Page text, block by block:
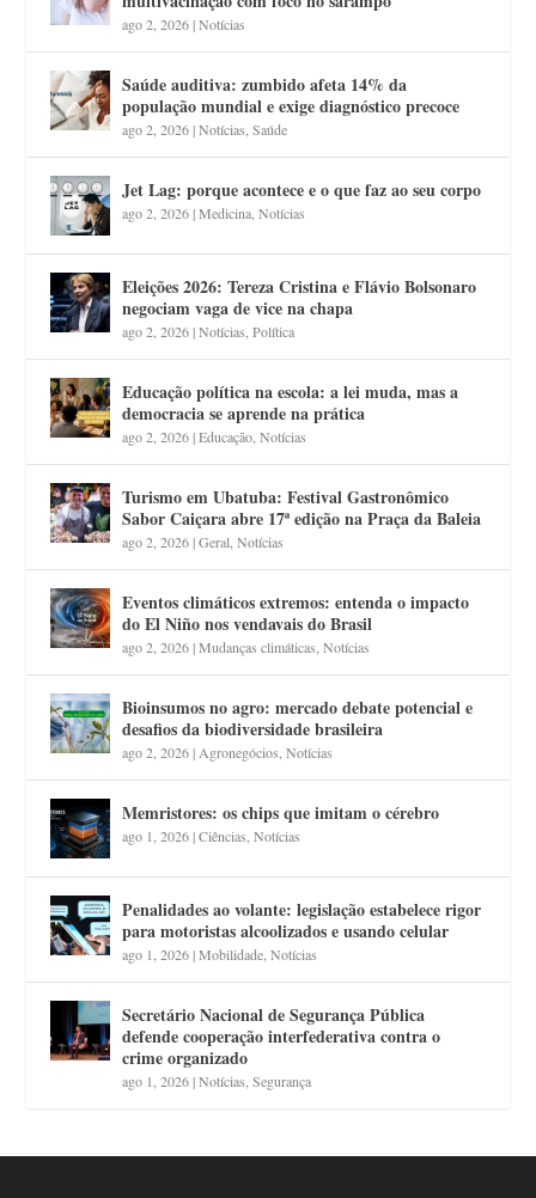
ago 2, 2026|Notícias
Saúde auditiva: zumbido afeta 14% da
população mundial e exige diagnóstico precoce
ago 2, 2026|Notícias ,Saúde
Jet Lag: porque acontece e o que faz ao seu corpo
ago 2, 2026|Medicina ,Notícias
Eleições 2026: Tereza Cristina e Flávio Bolsonaro
negociam vaga de vice na chapa
ago 2, 2026|Notícias ,Política
Educação política na escola: a lei muda, mas a
democracia se aprende na prática
ago 2, 2026|Educação ,Notícias
Turismo em Ubatuba: Festival Gastronômico
Sabor Caiçara abre 17ª edição na Praça da Baleia
ago 2, 2026|Geral ,Notícias
Eventos climáticos extremos: entenda o impacto
do El Niño nos vendavais do Brasil
ago 2, 2026|Mudanças climáticas ,Notícias
Bioinsumos no agro: mercado debate potencial e
desafios da biodiversidade brasileira
ago 2, 2026| Agronegócios ,Notícias
Memristores: os chips que imitam o cérebro
ago 1, 2026|Ciências ,Notícias
Penalidades ao volante: legislação estabelece rigor
para motoristas alcoolizados e usando celular
ago 1, 2026|Mobilidade ,Notícias
Secretário Nacional de Segurança Pública
defende cooperação interfederativa contra o
crime organizado
ago 1, 2026|Notícias ,Segurança